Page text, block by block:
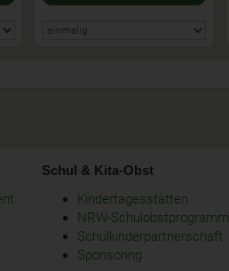
Schul & Kita-Obst
Kindertagesstätten
NRW-Schulobstprogramm
Schulkinderpartnerschaft
Sponsoring